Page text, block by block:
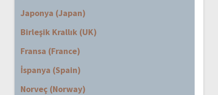
Japonya (Japan)
Birleşik Krallık (UK)
Fransa (France)
İspanya (Spain)
Norveç (Norway)